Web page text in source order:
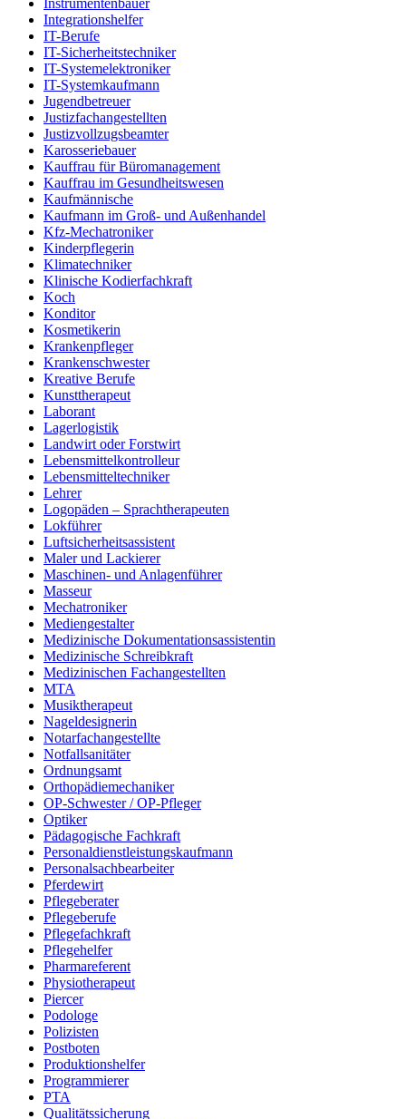
Integrationshelfer
IT-Berufe
IT-Sicherheitstechniker
IT-Systemelektroniker
IT-Systemkaufmann
Jugendbetreuer
Justizfachangestellten
Justizvollzugsbeamter
Karosseriebauer
Kauffrau für Büromanagement
Kauffrau im Gesundheitswesen
Kaufmännische
Kaufmann im Groß- und Außenhandel
Kfz-Mechatroniker
Kinderpflegerin
Klimatechniker
Klinische Kodierfachkraft
Koch
Konditor
Kosmetikerin
Krankenpfleger
Krankenschwester
Kreative Berufe
Kunsttherapeut
Laborant
Lagerlogistik
Landwirt oder Forstwirt
Lebensmittelkontrolleur
Lebensmitteltechniker
Lehrer
Logopäden – Sprachtherapeuten
Lokführer
Luftsicherheitsassistent
Maler und Lackierer
Maschinen- und Anlagenführer
Masseur
Mechatroniker
Mediengestalter
Medizinische Dokumentationsassistentin
Medizinische Schreibkraft
Medizinischen Fachangestellten
MTA
Musiktherapeut
Nageldesignerin
Notarfachangestellte
Notfallsanitäter
Ordnungsamt
Orthopädiemechaniker
OP-Schwester / OP-Pfleger
Optiker
Pädagogische Fachkraft
Personaldienstleistungskaufmann
Personalsachbearbeiter
Pferdewirt
Pflegeberater
Pflegeberufe
Pflegefachkraft
Pflegehelfer
Pharmareferent
Physiotherapeut
Piercer
Podologe
Polizisten
Postboten
Produktionshelfer
Programmierer
PTA
Qualitätssicherung